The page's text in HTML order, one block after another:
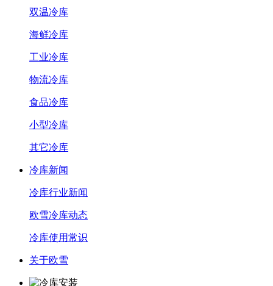
双温冷库
海鲜冷库
工业冷库
物流冷库
食品冷库
小型冷库
其它冷库
冷库新闻
冷库行业新闻
欧雪冷库动态
冷库使用常识
关于欧雪